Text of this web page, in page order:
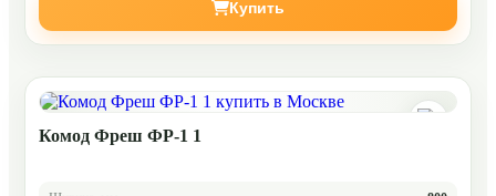
Купить
Комод Фреш ФР-1 1